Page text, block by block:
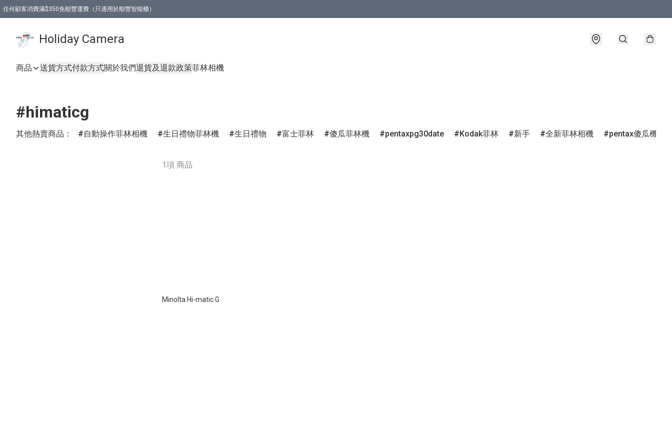
任何顧客消費滿$350免順豐運費（只適用於順豐智能櫃）
Holiday Camera
商品 送貨方式付款方式關於我們退貨及退款政策菲林相機
#himaticg
其他熱賣商品： 自動操作菲林相機 生日禮物菲林機 生日禮物 富士菲林 傻瓜菲林機 pentaxpg30date Kodak菲林 新手 全新菲林相機 pentax傻瓜機
1項 商品
Minolta Hi-matic G